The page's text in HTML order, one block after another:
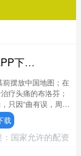
牛盈宝配资APP下载 祭扫古墓，重温和探究历史的文化之旅
摆放中国地图；在
疗头痛的布洛芬；
只因“曲有误，周郎
月谈”微信公众号
载
国家允许的配资